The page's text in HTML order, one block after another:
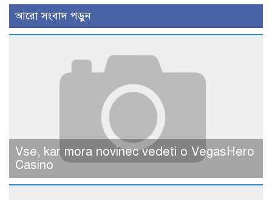
আরো সংবাদ পড়ুন
Vse, kar mora novinec vedeti o VegasHero
Casino